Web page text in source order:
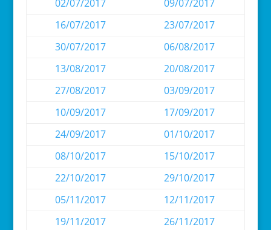
02/07/2017
09/07/2017
16/07/2017
23/07/2017
30/07/2017
06/08/2017
13/08/2017
20/08/2017
27/08/2017
03/09/2017
10/09/2017
17/09/2017
24/09/2017
01/10/2017
08/10/2017
15/10/2017
22/10/2017
29/10/2017
05/11/2017
12/11/2017
19/11/2017
26/11/2017